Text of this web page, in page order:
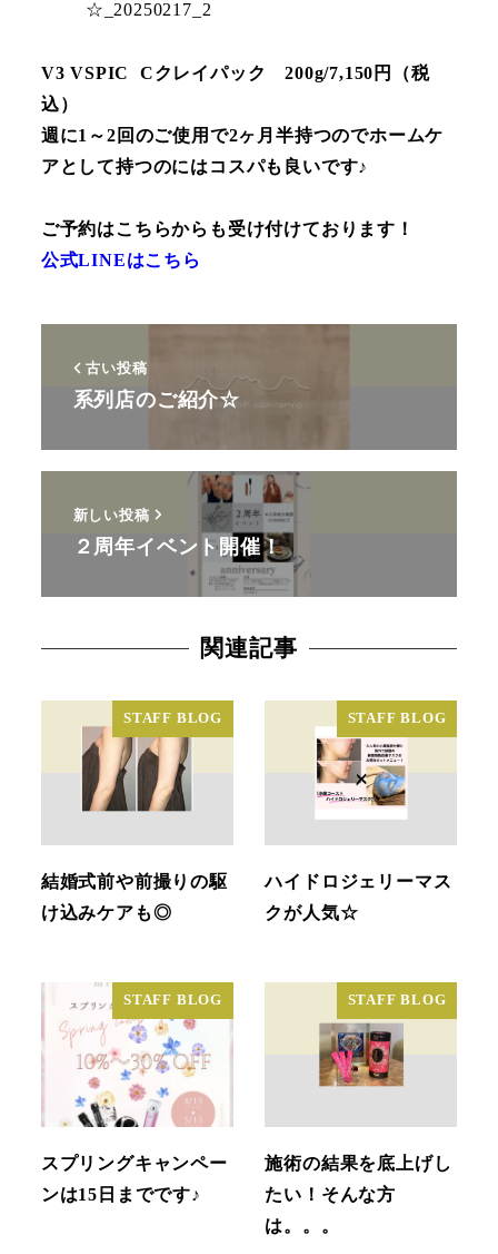
V3 VSPIC Cクレイパック 200g/7,150円（税
込）
週に1～2回のご使用で2ヶ月半持つのでホームケ
アとして持つのにはコスパも良いです♪
ご予約はこちらからも受け付けております！
公式LINEはこちら
古い投稿
系列店のご紹介☆
新しい投稿
２周年イベント開催！
関連記事
STAFF BLOG
結婚式前や前撮りの駆
け込みケアも◎
STAFF BLOG
ハイドロジェリーマス
クが人気☆
STAFF BLOG
スプリングキャンペー
ンは15日までです♪
STAFF BLOG
施術の結果を底上げし
たい！そんな方
は。。。